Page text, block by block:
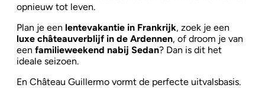
opnieuw tot leven.
Plan je een lentevakantie in Frankrijk, zoek je een
luxe châteauverblijf in de Ardennen, of droom je van
een familieweekend nabij Sedan? Dan is dit het
ideale seizoen.
En Château Guillermo vormt de perfecte uitvalsbasis.